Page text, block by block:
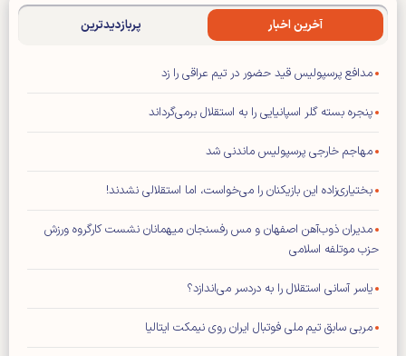
آخرین اخبار پربازدیدترین
مدافع پرسپولیس قید حضور در تیم عراقی را زد
پنجره بسته گلر اسپانیایی را به استقلال برمی‌گرداند
مهاجم خارجی پرسپولیس ماندنی شد
بختیاری‌زاده این بازیکنان را می‌خواست، اما استقلالی نشدند!
مدیران ذوب‌آهن اصفهان و مس رفسنجان میهمانان نشست کارگروه ورزش
حزب موتلفه اسلامی
یاسر آسانی استقلال را به دردسر می‌اندازد؟
مربی سابق تیم ملی فوتبال ایران روی نیمکت ایتالیا